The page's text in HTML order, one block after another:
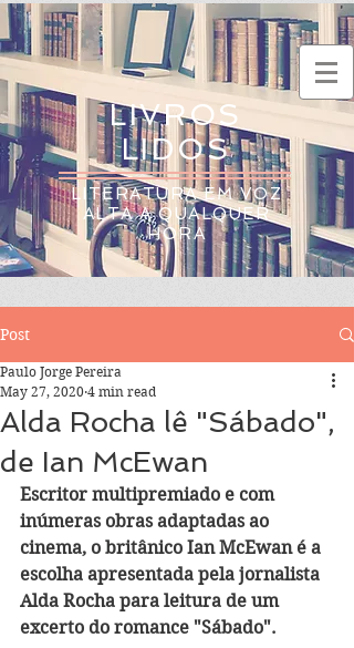
LIVROS
LIDOS
LITERATURA EM VOZ
ALTA A QUALQUER
HORA
Post
Alda Rocha lê "Sábado",
de Ian McEwan
Paulo Jorge Pereira
May 27, 2020 4 min read
Escritor multipremiado e com
inúmeras obras adaptadas ao
cinema, o britânico Ian McEwan é a
escolha apresentada pela jornalista
Alda Rocha para leitura de um
excerto do romance "Sábado".